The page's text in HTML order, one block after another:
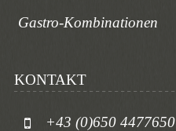
Gastro-Kombinationen
KONTAKT
+43 (0)650 4477650